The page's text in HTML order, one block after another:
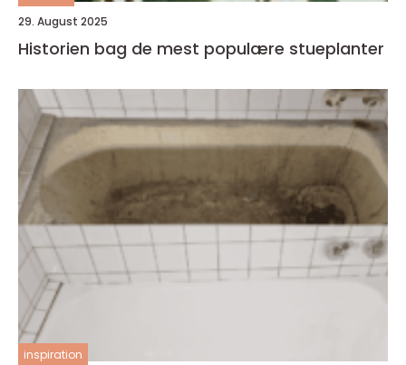
29. August 2025
Historien bag de mest populære stueplanter
inspiration